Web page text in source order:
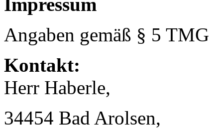
Impressum
Angaben gemäß § 5 TMG
Kontakt:
Herr Haberle,
34454 Bad Arolsen,